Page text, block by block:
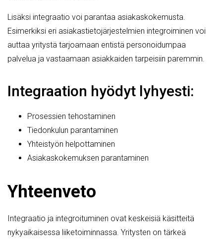
Lisäksi integraatio voi parantaa asiakaskokemusta.
Esimerkiksi eri asiakastietojärjestelmien integroiminen voi
auttaa yritystä tarjoamaan entistä personoidumpaa
palvelua ja vastaamaan asiakkaiden tarpeisiin paremmin.
Integraation hyödyt lyhyesti:
Prosessien tehostaminen
Tiedonkulun parantaminen
Yhteistyön helpottaminen
Asiakaskokemuksen parantaminen
Yhteenveto
Integraatio ja integroituminen ovat keskeisiä käsitteitä
nykyaikaisessa liiketoiminnassa. Yritysten on tärkeä